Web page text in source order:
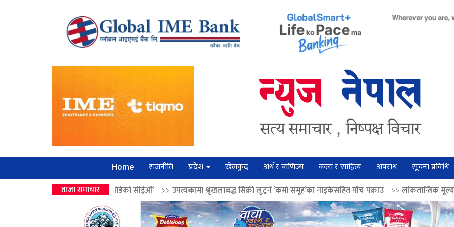
Home राजनीति प्रदेश खेलकुद अर्थ र बाणिज्य कला र साहित्य अपराध सूचना प्रविधि
ताजा समाचार
‘लगानी बोर्डको सीईओ’ >> उपत्यकामा श्रृंखलाबद्ध सिक्री लुट्ने ‘कर्मा समूह’का नाइकेसहित पाँच पक्राउ >>लोकतान्त्रिक मूल्य सुदृढ बनाउन अग्रज